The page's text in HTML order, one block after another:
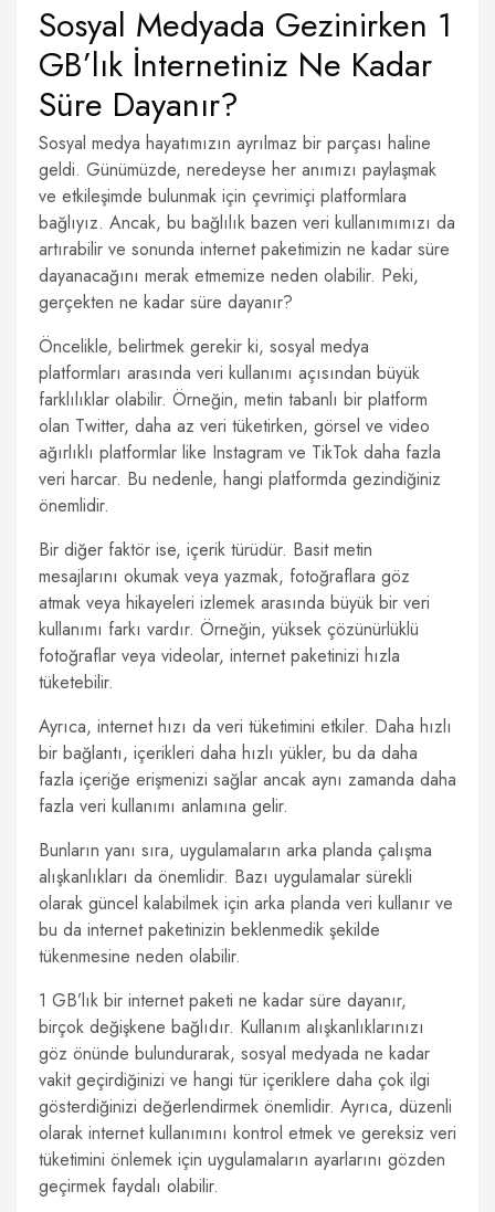
Sosyal Medyada Gezinirken 1
GB’lık İnternetiniz Ne Kadar
Süre Dayanır?
Sosyal medya hayatımızın ayrılmaz bir parçası haline
geldi. Günümüzde, neredeyse her anımızı paylaşmak
ve etkileşimde bulunmak için çevrimiçi platformlara
bağlıyız. Ancak, bu bağlılık bazen veri kullanımımızı da
artırabilir ve sonunda internet paketimizin ne kadar süre
dayanacağını merak etmemize neden olabilir. Peki,
gerçekten ne kadar süre dayanır?
Öncelikle, belirtmek gerekir ki, sosyal medya
platformları arasında veri kullanımı açısından büyük
farklılıklar olabilir. Örneğin, metin tabanlı bir platform
olan Twitter, daha az veri tüketirken, görsel ve video
ağırlıklı platformlar like Instagram ve TikTok daha fazla
veri harcar. Bu nedenle, hangi platformda gezindiğiniz
önemlidir.
Bir diğer faktör ise, içerik türüdür. Basit metin
mesajlarını okumak veya yazmak, fotoğraflara göz
atmak veya hikayeleri izlemek arasında büyük bir veri
kullanımı farkı vardır. Örneğin, yüksek çözünürlüklü
fotoğraflar veya videolar, internet paketinizi hızla
tüketebilir.
Ayrıca, internet hızı da veri tüketimini etkiler. Daha hızlı
bir bağlantı, içerikleri daha hızlı yükler, bu da daha
fazla içeriğe erişmenizi sağlar ancak aynı zamanda daha
fazla veri kullanımı anlamına gelir.
Bunların yanı sıra, uygulamaların arka planda çalışma
alışkanlıkları da önemlidir. Bazı uygulamalar sürekli
olarak güncel kalabilmek için arka planda veri kullanır ve
bu da internet paketinizin beklenmedik şekilde
tükenmesine neden olabilir.
1 GB’lık bir internet paketi ne kadar süre dayanır,
birçok değişkene bağlıdır. Kullanım alışkanlıklarınızı
göz önünde bulundurarak, sosyal medyada ne kadar
vakit geçirdiğinizi ve hangi tür içeriklere daha çok ilgi
gösterdiğinizi değerlendirmek önemlidir. Ayrıca, düzenli
olarak internet kullanımını kontrol etmek ve gereksiz veri
tüketimini önlemek için uygulamaların ayarlarını gözden
geçirmek faydalı olabilir.